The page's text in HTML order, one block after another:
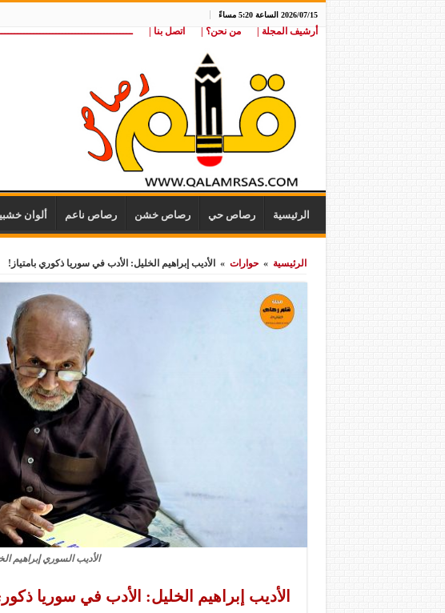
2026/07/15 الساعة 5:20 مساءً
أرشيف المجلة | من نحن؟ | اتصل بنا |
الرئيسية رصاص حي رصاص خشن رصاص ناعم ألوان
الرئيسية » حوارات » الأديب إبراهيم الخليل: الأدب في سوريا ذكوري بامتياز!
الأديب السوري إبراهيم
الأديب إبراهيم الخليل: الأدب في سوريا